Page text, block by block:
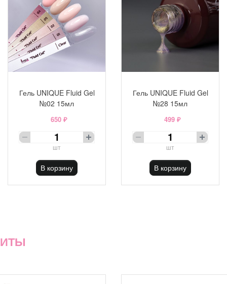
Гель UNIQUE Fluid Gel
№02 15мл
650 ₽
шт
В корзину
Гель UNIQUE Fluid Gel
№28 15мл
499 ₽
шт
В корзину